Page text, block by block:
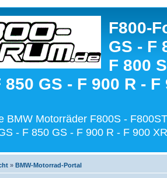
F800-
GS - F
F 800
850 GS - F 900 R - F
BMW Motorräder F800S -
- F 850 GS - F 900 R - F 900
» BMW-Motorrad-Portal